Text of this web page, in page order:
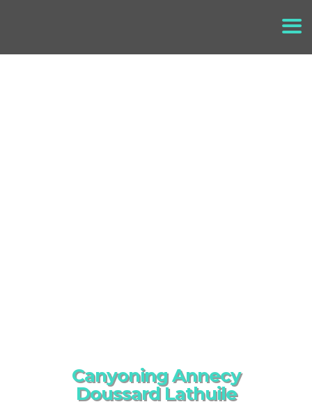
Canyoning Annecy
Doussard Lathuile